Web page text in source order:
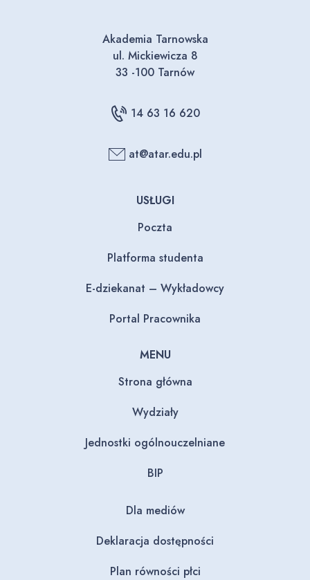
Akademia Tarnowska
ul. Mickiewicza 8
33 -100 Tarnów
14 63 16 620
at@atar.edu.pl
USŁUGI
Poczta
Platforma studenta
E-dziekanat – Wykładowcy
Portal Pracownika
MENU
Strona główna
Wydziały
Jednostki ogólnouczelniane
BIP
Dla mediów
Deklaracja dostępności
Plan równości płci